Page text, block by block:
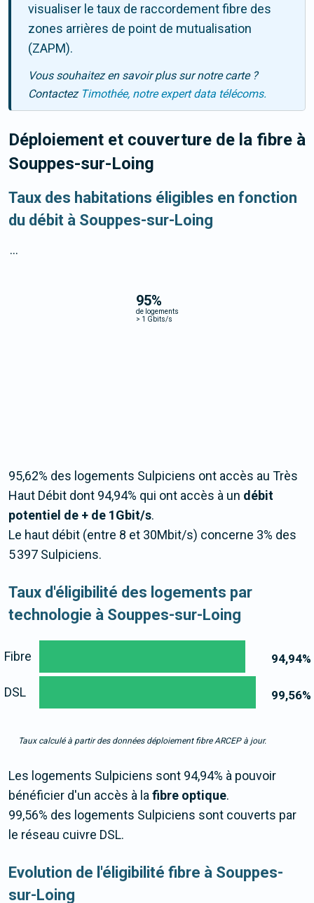
visualiser le taux de raccordement fibre des
zones arrières de point de mutualisation
(ZAPM).
Vous souhaitez en savoir plus sur notre carte ?
Contactez Timothée, notre expert data télécoms.
Déploiement et couverture de la fibre à
Souppes-sur-Loing
Taux des habitations éligibles en fonction
du débit à Souppes-sur-Loing
95%
de logements
> 1 Gbits/s
...
95,62% des logements Sulpiciens ont accès au Très
Haut Débit dont 94,94% qui ont accès à un débit
potentiel de + de 1Gbit/s.
Le haut débit (entre 8 et 30Mbit/s) concerne 3% des
5 397 Sulpiciens.
Taux d'éligibilité des logements par
technologie à Souppes-sur-Loing
94,94%
99,56%
Fibre
DSL
Taux calculé à partir des données déploiement fibre ARCEP à jour.
Les logements Sulpiciens sont 94,94% à pouvoir
bénéficier d'un accès à lafibre optique.
99,56% des logements Sulpiciens sont couverts par
le réseau cuivre DSL.
Evolution de l'éligibilité fibre à Souppes-
sur-Loing